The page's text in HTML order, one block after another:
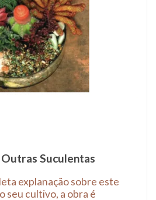
Suculentas
explanação sobre este
seu cultivo, a obra é